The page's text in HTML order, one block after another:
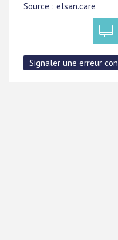
Source : elsan.care